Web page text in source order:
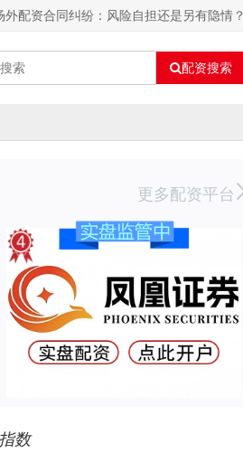
外配资合同纠纷：风险自担还是另有隐情？
配资搜索
更多配资平台
数